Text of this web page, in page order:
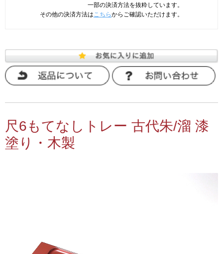
一部の決済方法を抜粋しています。
その他の決済方法はこちらからご確認いただけます。
尺6もてなしトレー 古代朱/溜 漆
塗り・木製